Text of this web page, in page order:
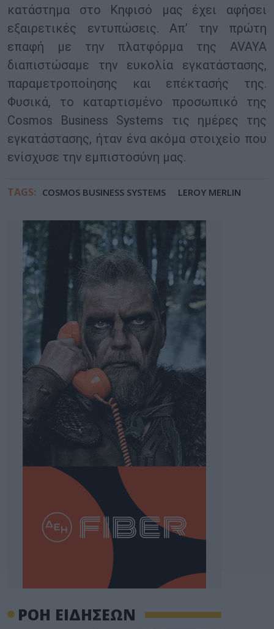
κατάστημα στο Κηφισό μας έχει αφήσει
εξαιρετικές εντυπώσεις. Απ’ την πρώτη
επαφή με την πλατφόρμα της AVAYA
διαπιστώσαμε την ευκολία εγκατάστασης,
παραμετροποίησης και επέκτασής της.
Φυσικά, το καταρτισμένο προσωπικό της
Cosmos Business Systems τις ημέρες της
εγκατάστασης, ήταν ένα ακόμα στοιχείο που
ενίσχυσε την εμπιστοσύνη μας.
TAGS: COSMOS BUSINESS SYSTEMS LEROY MERLIN
ΡΟΗ ΕΙΔΗΣΕΩΝ